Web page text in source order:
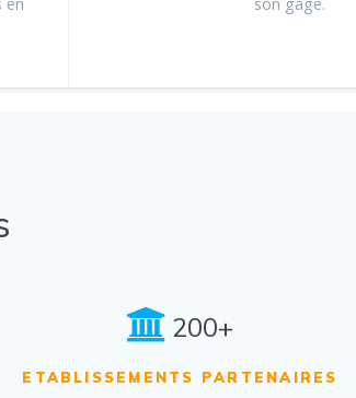
en
son gage.
200+
ETABLISSEMENTS PARTENAIRES